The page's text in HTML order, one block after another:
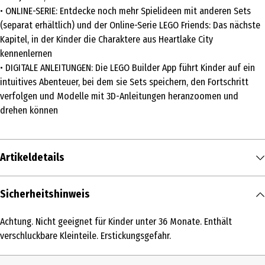
• ONLINE-SERIE: Entdecke noch mehr Spielideen mit anderen Sets
(separat erhältlich) und der Online-Serie LEGO Friends: Das nächste
Kapitel, in der Kinder die Charaktere aus Heartlake City
kennenlernen
• DIGITALE ANLEITUNGEN: Die LEGO Builder App führt Kinder auf ein
intuitives Abenteuer, bei dem sie Sets speichern, den Fortschritt
verfolgen und Modelle mit 3D-Anleitungen heranzoomen und
drehen können
Artikeldetails
Inhalt
Produkttyp
Sicherheitshinweis
Achtung. Nicht geeignet für Kinder unter 36 Monate. Enthält
verschluckbare Kleinteile. Erstickungsgefahr.